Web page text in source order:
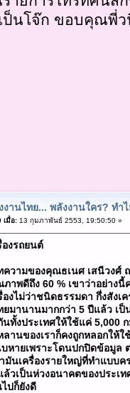
ป็นโจ๊ก ขอบคุณพี่
งานไทย... พลังงานใคร? ทำ
เมื่อ:13 กุมภาพันธ์ 2553, 19:50:50 »
งรถยนต์
มของคุณธเนศ เสนีวงศ์ ณ
าพดีถึง 60 % เขาว่าอย่างนี้
ม่ว่าชนิดธรรมดา กึ่งสังเค
ยมานานมากกว่า 5 ปีแล้ว เ
ทั้งประเทศให้ใช้แค่ 5,000
านของเราก็คงถูกหลอกให้ใ
หายเพราะโดนปกปิดข้อมูล
นเครื่องรายใหญ่ที่ทำแบบคร
วเป็นห่วงอนาคตของประเ
ปก็ยังดี